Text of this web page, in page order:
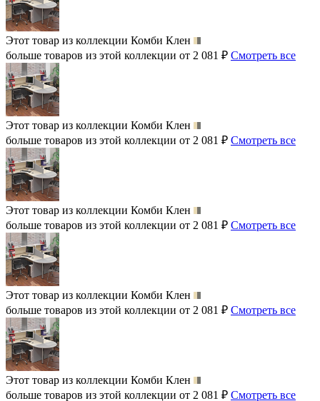
Этот товар из коллекции Комби Клен
больше товаров из этой коллекции от 2 081 ₽ Смотреть все
Этот товар из коллекции Комби Клен
больше товаров из этой коллекции от 2 081 ₽ Смотреть все
Этот товар из коллекции Комби Клен
больше товаров из этой коллекции от 2 081 ₽ Смотреть все
Этот товар из коллекции Комби Клен
больше товаров из этой коллекции от 2 081 ₽ Смотреть все
Этот товар из коллекции Комби Клен
больше товаров из этой коллекции от 2 081 ₽ Смотреть все